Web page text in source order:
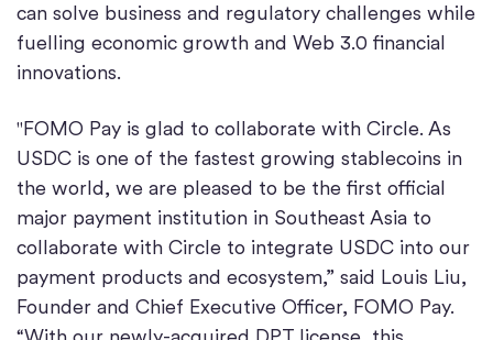
can solve business and regulatory challenges while
fuelling economic growth and Web 3.0 financial
innovations.
"FOMO Pay is glad to collaborate with Circle. As
USDC is one of the fastest growing stablecoins in
the world, we are pleased to be the first official
major payment institution in Southeast Asia to
collaborate with Circle to integrate USDC into our
payment products and ecosystem,” said Louis Liu,
Founder and Chief Executive Officer, FOMO Pay.